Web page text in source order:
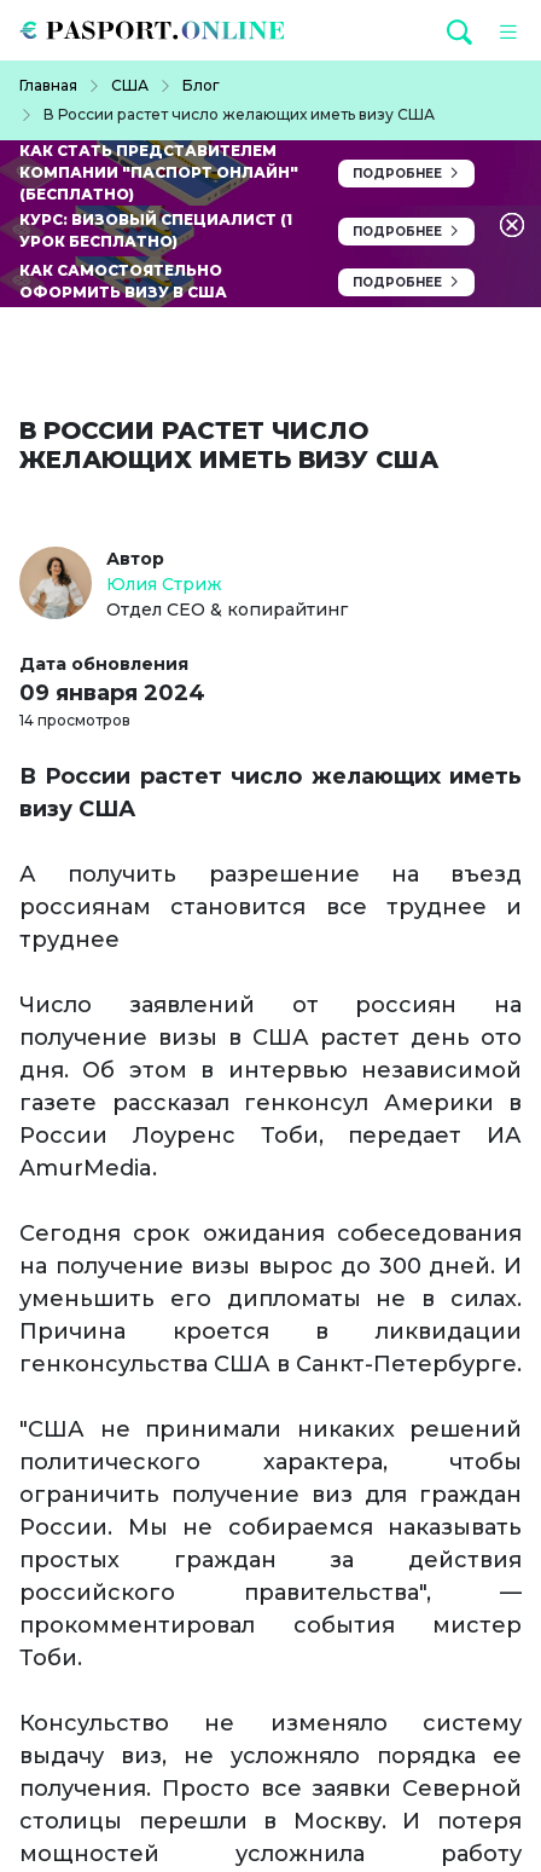
Главная США
Блог
В России растет число желающих иметь визу США
КАК СТАТЬ ПРЕДСТАВИТЕЛЕМ
КОМПАНИИ "ПАСПОРТ ОНЛАЙН"
(БЕСПЛАТНО)
ПОДРОБНЕЕ
КУРС: ВИЗОВЫЙ СПЕЦИАЛИСТ (1
УРОК БЕСПЛАТНО)
ПОДРОБНЕЕ
КАК САМОСТОЯТЕЛЬНО
ОФОРМИТЬ ВИЗУ В США
ПОДРОБНЕЕ
В РОССИИ РАСТЕТ ЧИСЛО
ЖЕЛАЮЩИХ ИМЕТЬ ВИЗУ США
Автор
Юлия Стриж
Отдел СЕО & копирайтинг
Дата обновления
09 января 2024
14 просмотров
В России растет число желающих иметь
визу США
А получить разрешение на въезд
россиянам становится все труднее и
труднее
Число заявлений от россиян на
получение визы в США растет день ото
дня. Об этом в интервью независимой
газете рассказал генконсул Америки в
России Лоуренс Тоби, передает ИА
AmurMedia.
Сегодня срок ожидания собеседования
на получение визы вырос до 300 дней. И
уменьшить его дипломаты не в силах.
Причина кроется в ликвидации
генконсульства США в Санкт-Петербурге.
"США не принимали никаких решений
политического характера, чтобы
ограничить получение виз для граждан
России. Мы не собираемся наказывать
простых граждан за действия
российского правительства", —
прокомментировал события мистер
Тоби.
Консульство не изменяло систему
выдачу виз, не усложняло порядка ее
получения. Просто все заявки Северной
столицы перешли в Москву. И потеря
мощностей усложнила работу